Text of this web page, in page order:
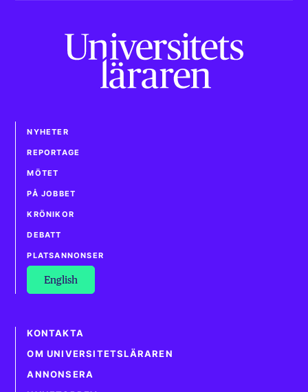
NYHETER
REPORTAGE
MÖTET
PÅ JOBBET
KRÖNIKOR
DEBATT
PLATSANNONSER
English
KONTAKTA
OM UNIVERSITETSLÄRAREN
ANNONSERA